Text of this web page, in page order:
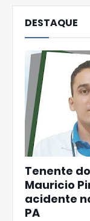
DESTAQUE
Tenente
Mauricio
acidente
PA